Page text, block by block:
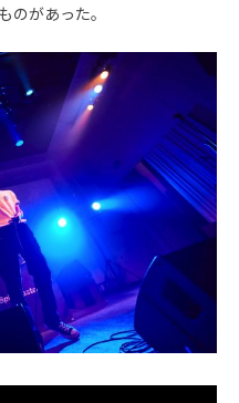
のがあった。